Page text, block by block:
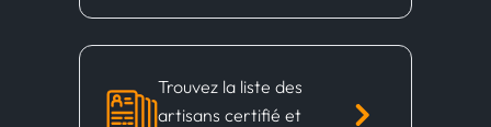
Trouvez la liste des
artisans certifié et